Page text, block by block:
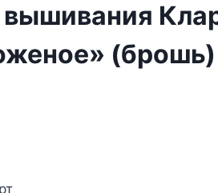
(брошь)